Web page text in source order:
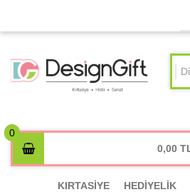
0,00
KIRTASİYE HEDİYELİK